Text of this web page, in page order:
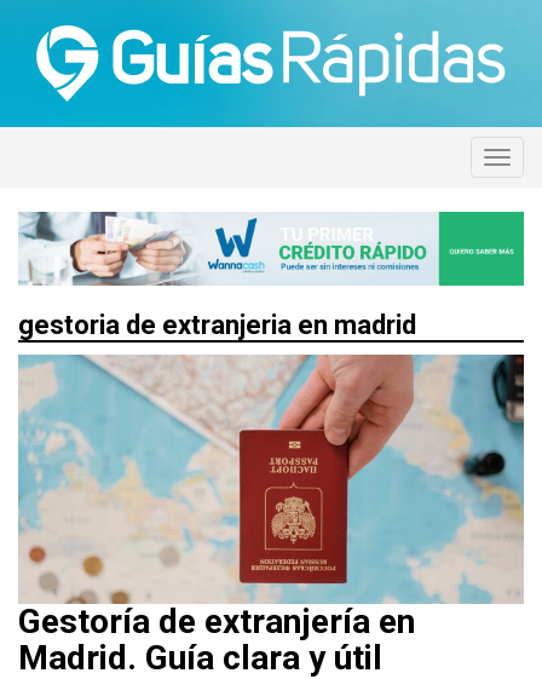
gestoria de extranjeria en madrid
Gestoría de extranjería en
Madrid. Guía clara y útil